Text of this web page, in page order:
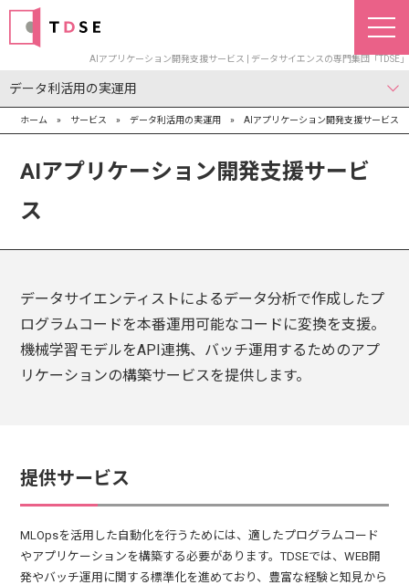
AIアプリケーション開発支援サービス | データサイエンスの専門集団「TDSE」
データ利活用の実運用
レクハウス導入・活用支援サービス
MLOps支援サービス
データエンジニアリング支援サービス
AIアプリケーション開発支援サービス
分析基盤計画・策定サービス
ホーム » サービス » データ利活用の実運用 » AIアプリケーション開発支援サービス
AIアプリケーション開発支援サービ
ス
データサイエンティストによるデータ分析で作成したプ
ログラムコードを本番運用可能なコードに変換を支援。
機械学習モデルをAPI連携、バッチ運用するためのアプ
リケーションの構築サービスを提供します。
提供サービス
MLOpsを活用した自動化を行うためには、適したプログラムコード
やアプリケーションを構築する必要があります。TDSEでは、WEB開
発やバッチ運用に関する標準化を進めており、豊富な経験と知見から